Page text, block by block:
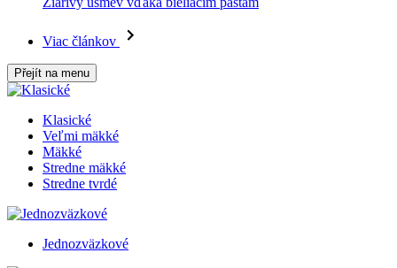
Viac článkov
Přejít na menu
Klasické
Veľmi mäkké
Mäkké
Stredne mäkké
Stredne tvrdé
Jednozväzkové